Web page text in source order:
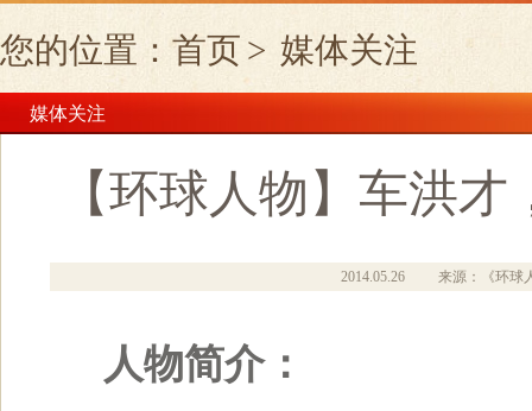
您的位置： 首页 > 媒体关注
媒体关注
【环球人物】车洪
2014.05.26 来源：《环球
人物简介：